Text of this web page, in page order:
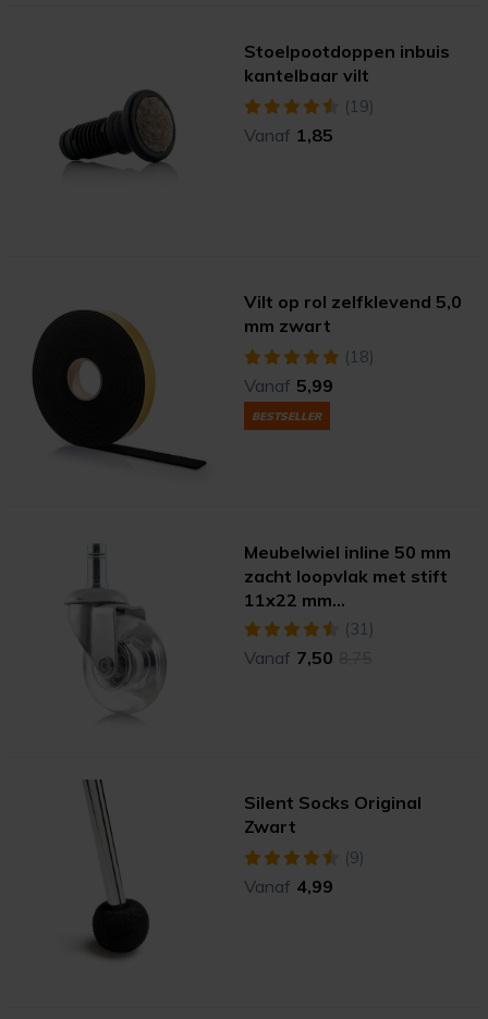
Stoelpootdoppen inbuis
kantelbaar vilt
(19)
Vanaf 1,85
Vilt op rol zelfklevend 5,0
mm zwart
(18)
Vanaf 5,99
BESTSELLER
Meubelwiel inline 50 mm
zacht loopvlak met stift
11x22 mm
(verzinkt/transparant)
(31)
Vanaf 7,50
Silent Socks Original
Zwart
(9)
Vanaf 4,99